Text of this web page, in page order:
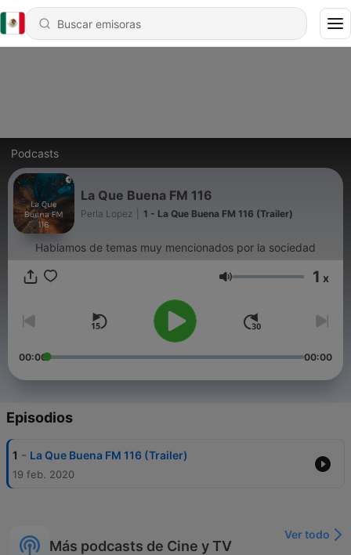
Podcasts
La Que Buena FM 116
Perla Lopez 1 - La Que Buena FM 116 (Trailer)
Hablamos de temas muy mencionados por la sociedad
Volumen 1 x
00:00 00:00
Episodios
1 - La Que Buena FM 116 (Trailer)
19 feb. 2020
Más podcasts de Cine y TV
Ver todo